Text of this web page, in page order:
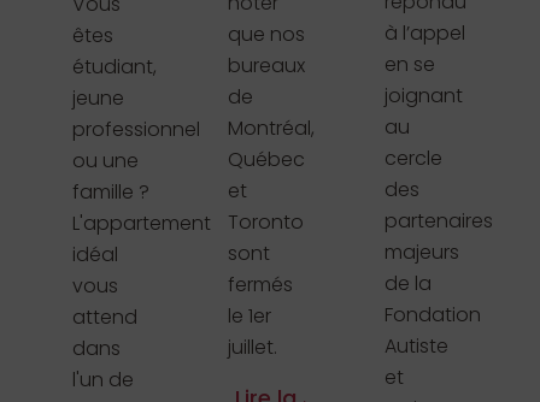
êtes
étudiant,
jeune
professionnel
ou une
famille ?
L'appartement
idéal
vous
attend
dans
l'un de
que nos
bureaux
de
Montréal,
Québec
et
Toronto
sont
fermés
le 1er
juillet.
à l’appel
en se
joignant
au
cercle
des
partenaires
majeurs
de la
Fondation
Autiste
et